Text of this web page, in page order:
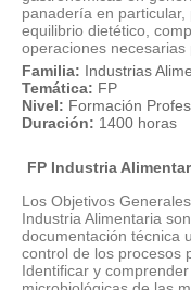
panadería en particular,
equilibrio dietético,
operaciones necesarias
Familia: Industrias
Temática: FP
Nivel: Formación
Duración: 1400 horas
FP Industria
Los Objetivos
Industria Alimentaria
documentación técnica
control de los procesos
Identificar y